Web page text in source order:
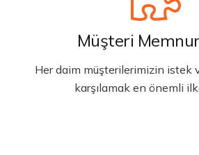
Müşteri
Her daim müşterilerimizin istek
karşılamak en önemli